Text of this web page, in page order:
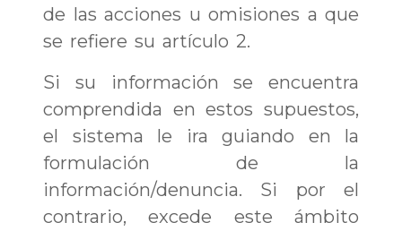
de las acciones u omisiones a que
se refiere su artículo 2.
Si su información se encuentra
comprendida en estos supuestos,
el sistema le ira guiando en la
formulación de la
información/denuncia. Si por el
contrario, excede este ámbito